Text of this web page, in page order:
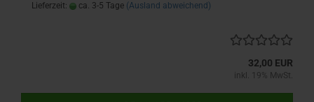
Lieferzeit: ca. 3-5 Tage (Ausland abweichend)
32,00 EUR
inkl. 19% MwSt.